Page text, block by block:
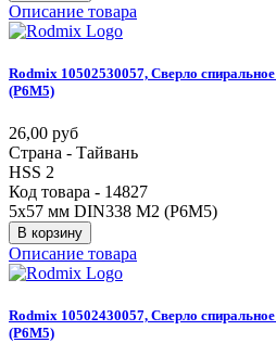
Описание товара
Rodmix 10502530057, Сверло спиральное
(Р6М5)
26,00 руб
Страна - Тайвань
HSS 2
Код товара - 14827
5х57 мм DIN338 М2 (Р6М5)
В корзину
Описание товара
Rodmix 10502430057, Сверло спиральное
(Р6М5)